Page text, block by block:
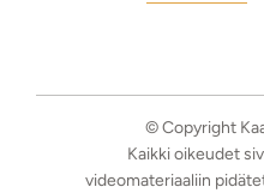
© Copyright
Kaikki oikeudet
videomateriaaliin